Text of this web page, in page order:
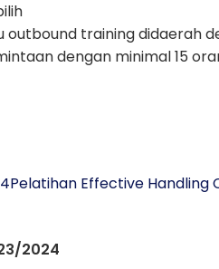
outbound training didaerah
dengan minimal 15
Pelatihan Effective Handling
2024